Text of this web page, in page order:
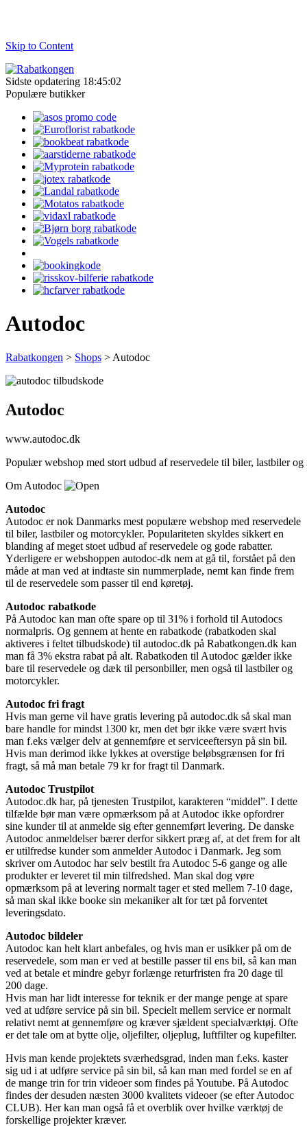
Skip to Content
Sidste opdatering 18:45:02
Populære butikker
Autodoc
Rabatkongen > Shops > Autodoc
Autodoc
www.autodoc.dk
Populær webshop med stort udbud af reservedele til biler, lastbiler
Om Autodoc
Autodoc
Autodoc er nok Danmarks mest populære webshop med reservedele
til biler, lastbiler og motorcykler. Populariteten skyldes sikkert en
blanding af meget stoet udbud af reservedele og gode rabatter.
Yderligere er webshoppen autodoc-dk nem at gå til, forstået på den
måde at man ved at indtaste sin nummerplade, nemt kan finde frem
til de reservedele som passer til end køretøj.
Autodoc rabatkode
På Autodoc kan man ofte spare op til 31% i forhold til Autodocs
normalpris. Og gennem at hente en rabatkode (rabatkoden skal
aktiveres i feltet tilbudskode) til autodoc.dk på Rabatkongen.dk kan
man få 3% ekstra rabat på alt. Rabatkoden til Autodoc gælder ikke
bare til reservedele og dæk til personbiller, men også til lastbiler og
motorcykler.
Autodoc fri fragt
Hvis man gerne vil have gratis levering på autodoc.dk så skal man
bare handle for mindst 1300 kr, men det bør ikke være svært hvis
man f.eks vælger delv at gennemføre et serviceeftersyn på sin bil.
Hvis man derimod ikke lykkes at overstige beløbsgrænsen for fri
fragt, så må man betale 79 kr for fragt til Danmark.
Autodoc Trustpilot
Autodoc.dk har, på tjenesten Trustpilot, karakteren “middel”. I dette
tilfælde bør man være opmærksom på at Autodoc ikke opfordrer
sine kunder til at anmelde sig efter gennemført levering. De danske
Autodoc anmeldelser bærer derfor sikkert præg af, at det frem for alt
er utilfredse kunder som anmelder Autodoc i Danmark. Jeg som
skriver om Autodoc har selv bestilt fra Autodoc 5-6 gange og alle
produkter er leveret til min tilfredshed. Man skal dog vøre
opmærksom på at levering normalt tager et sted mellem 7-10 dage,
så man skal ikke booke sin mekaniker alt for tæt på forventet
leveringsdato.
Autodoc bildeler
Autodoc kan helt klart anbefales, og hvis man er usikker på om de
reservedele, som man er ved at bestille passer til ens bil, så kan man
ved at betale et mindre gebyr forlænge returfristen fra 20 dage til
200 dage.
Hvis man har lidt interesse for teknik er der mange penge at spare
ved at udføre service på sin bil. Specielt mellem service er normalt
relativt nemt at gennemføre og kræver sjældent specialværktøj. Ofte
er det tale om at bytte olje, oljefilter, oljeplug, luftfilter og kupefilter.
Hvis man kende projektets sværhedsgrad, inden man f.eks. kaster
sig ud i at udføre service på sin bil, så kan man med fordel se en af
de mange trin for trin videoer som findes på Youtube. På Autodoc
findes der desuden næsten 3000 kvalitets videoer (se efter Autodoc
CLUB). Her kan man også få et overblik over hvilke værktøj de
forskellige projekter kræver.